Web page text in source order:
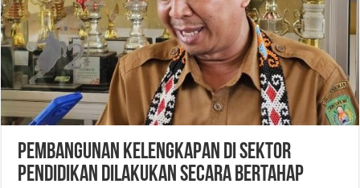
Pembangunan Kelengkapan di Sektor
Pendidikan Dilakukan Secara Bertahap